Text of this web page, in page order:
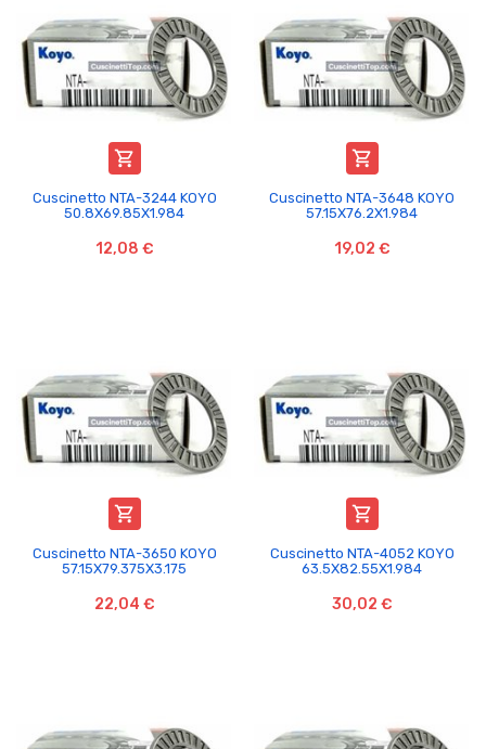

Cuscinetto NTA-3244 KOYO
50.8X69.85X1.984
12,08 €

Cuscinetto NTA-3648 KOYO
57.15X76.2X1.984
19,02 €

Cuscinetto NTA-3650 KOYO
57.15X79.375X3.175
22,04 €

Cuscinetto NTA-4052 KOYO
63.5X82.55X1.984
30,02 €